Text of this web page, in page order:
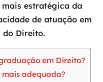
estratégica da
de atuação em
do Direito.
em Direito?
adequada?